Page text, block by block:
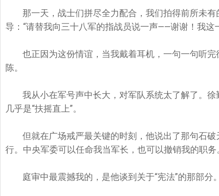
那一天，战士们拼尽全力配合，我们拍得前所未
导：“请替我向三十八军的指战员说一声——谢谢！我这
也正因为这份情谊，当我戴着耳机，一句一句听
陈。
我从小在军号声中长大，对军队系统太了解了。
几乎是“扶摇直上”。
但就在广场戒严最关键的时刻，他说出了那句石
行。中央军委可以任命我当军长，也可以撤销我的职务
庭审中最震撼我的，是他谈到关于“宪法”的那部